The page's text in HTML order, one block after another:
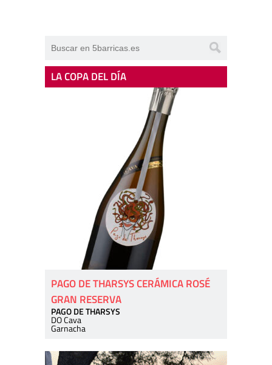
LA COPA DEL DÍA
PAGO DE THARSYS CERÁMICA ROSÉ
GRAN RESERVA
PAGO DE THARSYS
DO Cava
Garnacha